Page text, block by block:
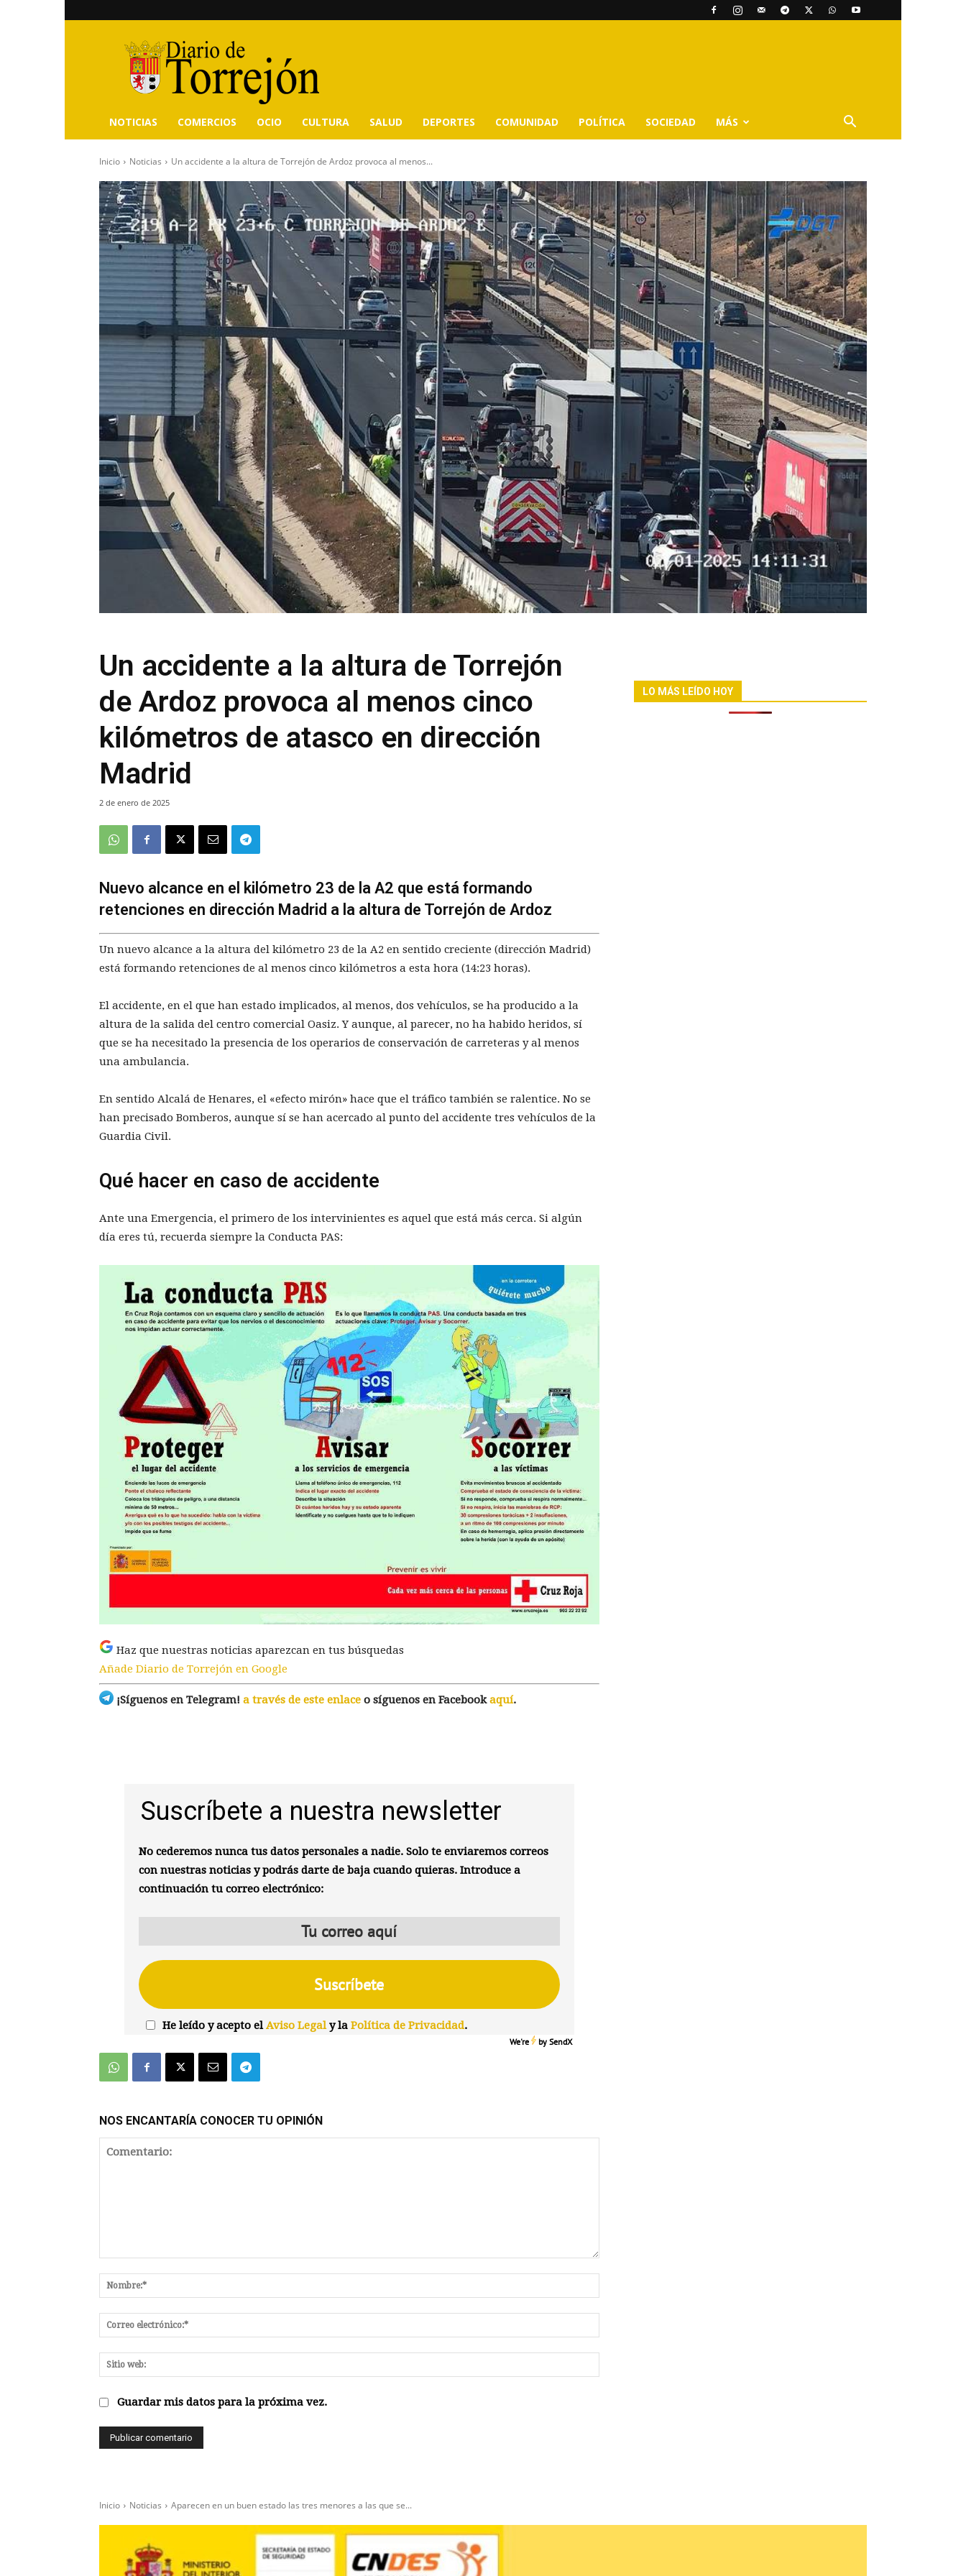
Diario
de
Torrejón
NOTICIAS COMERCIOS OCIO CULTURA SALUD DEPORTES COMUNIDAD POLÍTICA SOCIEDAD MÁS
Inicio Noticias Un accidente a la altura de Torrejón de Ardoz provoca al menos...
Un accidente a la altura de Torrejón
de Ardoz provoca al menos cinco
kilómetros de atasco en dirección
Madrid
2 de enero de 2025
Nuevo alcance en el kilómetro 23 de la A2 que está formando
retenciones en dirección Madrid a la altura de Torrejón de Ardoz
Un nuevo alcance a la altura del kilómetro 23 de la A2 en sentido creciente (dirección Madrid)
está formando retenciones de al menos cinco kilómetros a esta hora (14:23 horas).
El accidente, en el que han estado implicados, al menos, dos vehículos, se ha producido a la
altura de la salida del centro comercial Oasiz. Y aunque, al parecer, no ha habido heridos, sí
que se ha necesitado la presencia de los operarios de conservación de carreteras y al menos
una ambulancia.
En sentido Alcalá de Henares, el «efecto mirón» hace que el tráfico también se ralentice. No se
han precisado Bomberos, aunque sí se han acercado al punto del accidente tres vehículos de la
Guardia Civil.
Qué hacer en caso de accidente
Ante una Emergencia, el primero de los intervinientes es aquel que está más cerca. Si algún
día eres tú, recuerda siempre la Conducta PAS:
Haz que nuestras noticias aparezcan en tus búsquedas
Añade Diario de Torrejón en Google
¡Síguenos en Telegram! a través de este enlace o síguenos en Facebookaquí.
Suscríbete a nuestra newsletter
No cederemos nunca tus datos personales a nadie. Solo te enviaremos correos
con nuestras noticias y podrás darte de baja cuando quieras. Introduce a
continuación tu correo electrónico:
He leído y acepto elAviso Legaly la Política de Privacidad.
We're bySendX
NOS ENCANTARÍA CONOCER TU OPINIÓN
electrónico:*
web:
Guardar mis datos para la próxima vez.
LO MÁS LEÍDO HOY